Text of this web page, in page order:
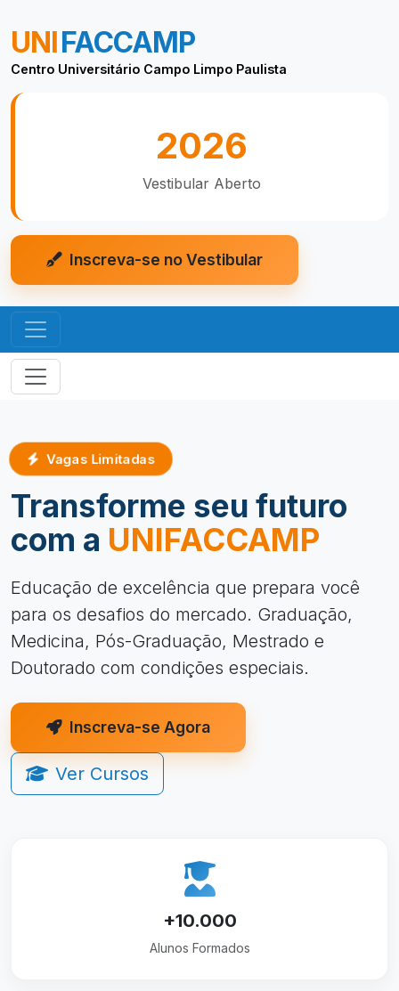
UNIFACCAMP
Centro Universitário Campo Limpo Paulista
2026
Vestibular Aberto
Inscreva-se no Vestibular
Vagas Limitadas
Transforme seu futuro
com a UNIFACCAMP
Educação de excelência que prepara você
para os desafios do mercado. Graduação,
Medicina, Pós-Graduação, Mestrado e
Doutorado com condições especiais.
Inscreva-se Agora
Ver Cursos
+10.000
Alunos Formados